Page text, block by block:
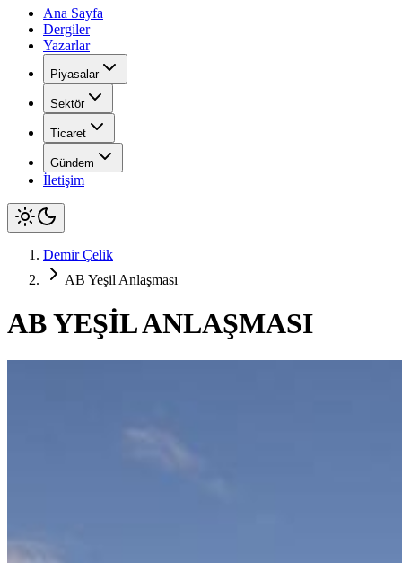
Ana Sayfa
Dergiler
Yazarlar
Piyasalar
Sektör
Ticaret
Gündem
İletişim
Demir Çelik
AB Yeşil Anlaşması
AB YEŞİL ANLAŞMASI